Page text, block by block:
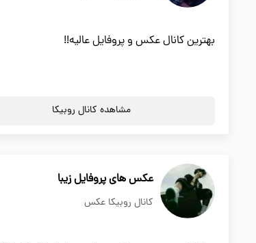
بهترین کانال عکس و پروفایل عالیه!!
مشاهده کانال روبیکا
عکس های پروفایل زیبا
کانال روبیکا عکس